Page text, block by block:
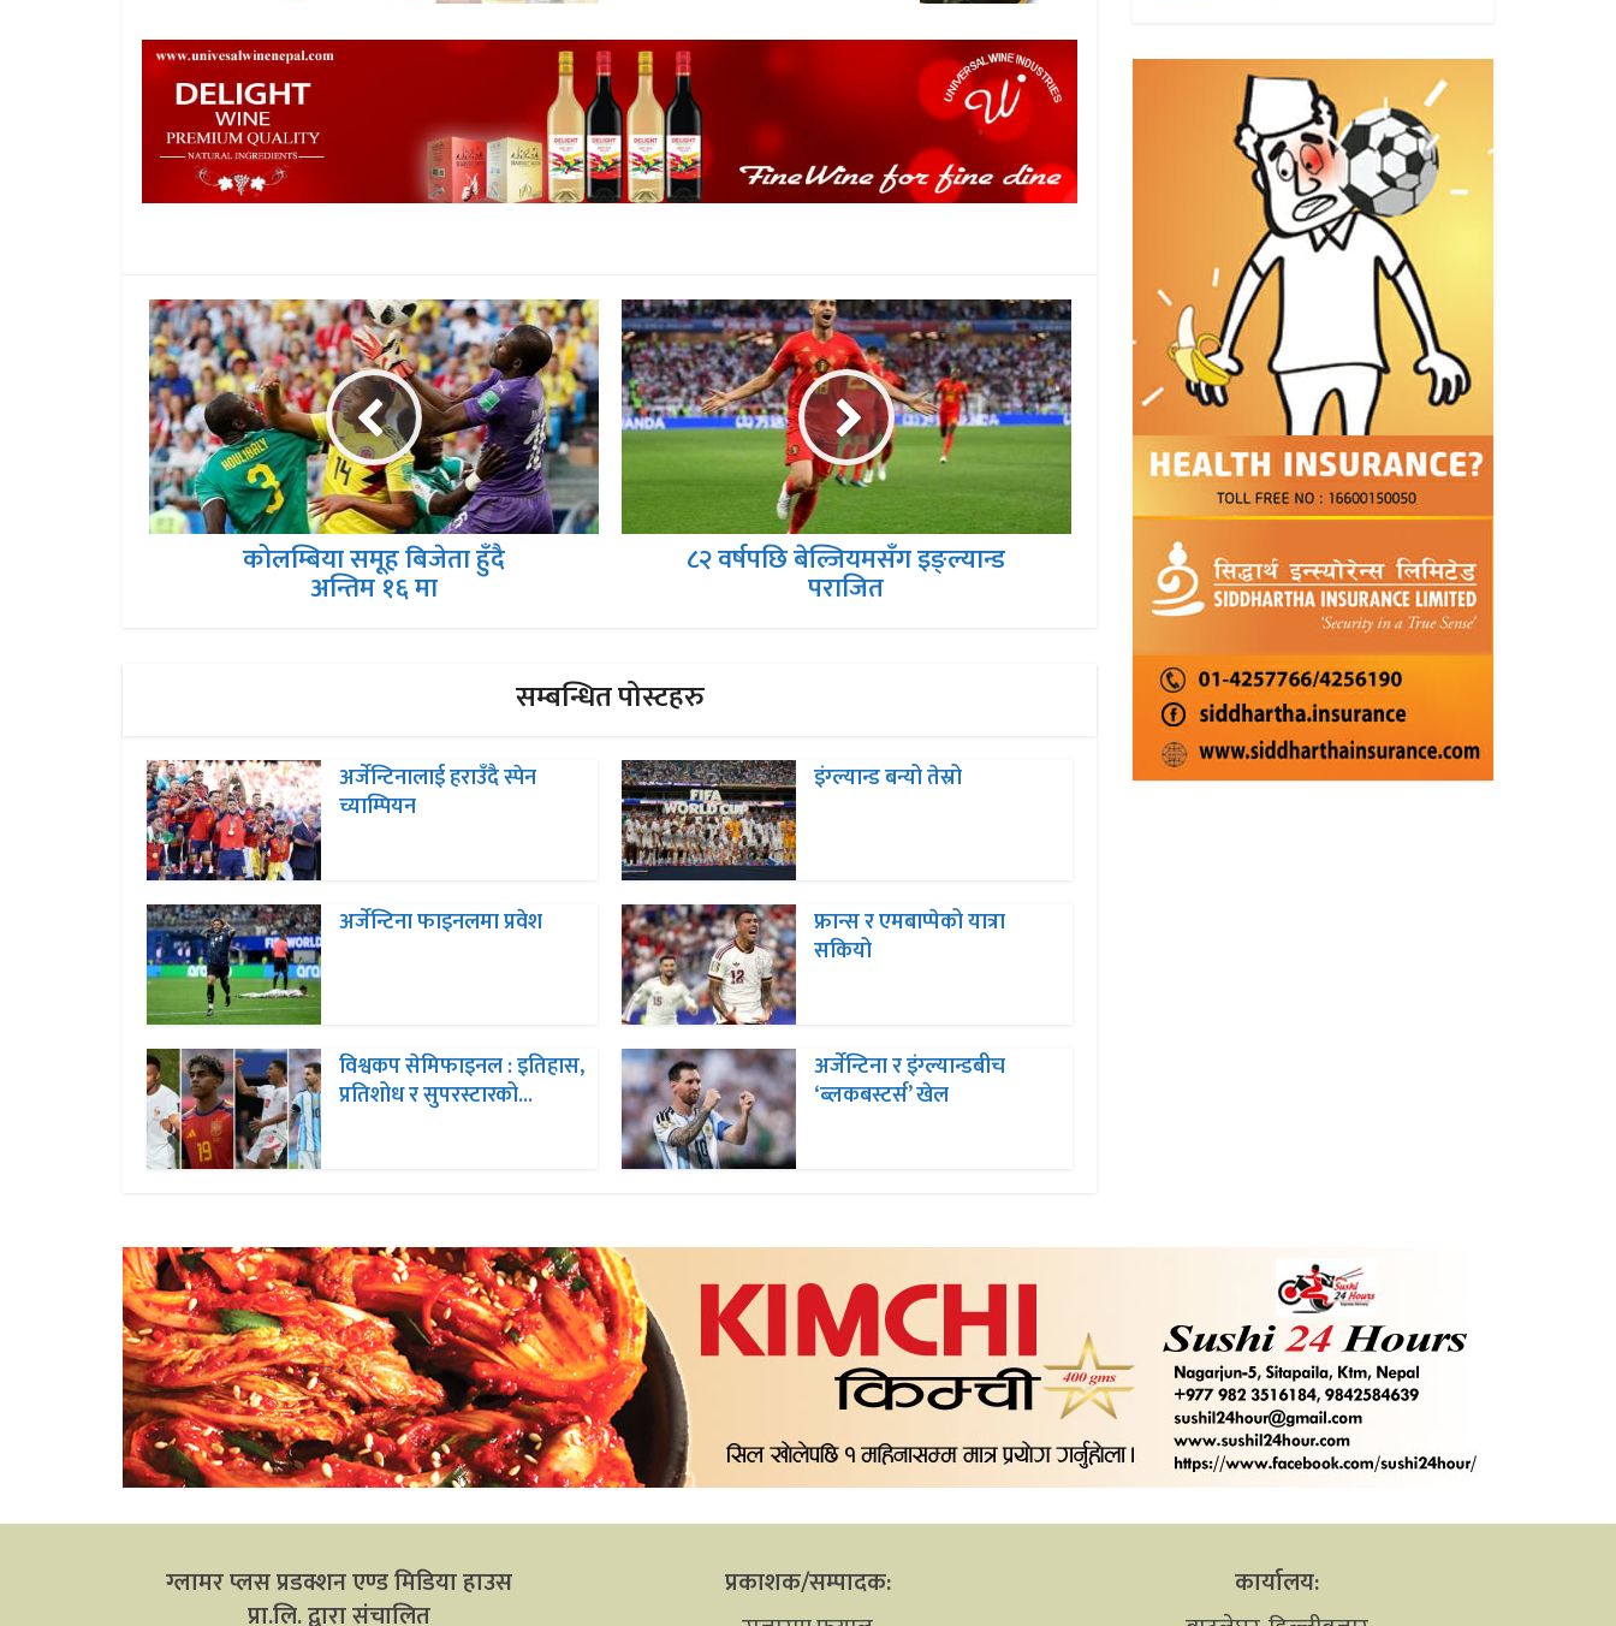
कोलम्बिया समूह बिजेता हुँदै
अन्तिम १६ मा
८२ वर्षपछि बेल्जियमसँग इङ्ल्यान्ड
पराजित
सम्बन्धित पोस्टहरु
अर्जेन्टिनालाई हराउँदै स्पेन
च्याम्पियन
इंग्ल्यान्ड बन्यो तेस्रो
अर्जेन्टिना फाइनलमा प्रवेश
फ्रान्स र एमबाप्पेको यात्रा
सकियो
विश्वकप सेमिफाइनल : इतिहास,
प्रतिशोध र सुपरस्टारको...
अर्जेन्टिना र इंग्ल्यान्डबीच
‘ब्लकबस्टर्स’ खेल
ग्लामर प्लस प्रडक्शन एण्ड मिडिया हाउस
प्रा.लि. द्वारा संचालित
प्रकाशक/सम्पादक:
कार्यालय: